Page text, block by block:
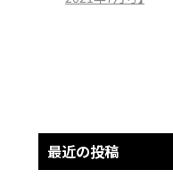
最近の投稿